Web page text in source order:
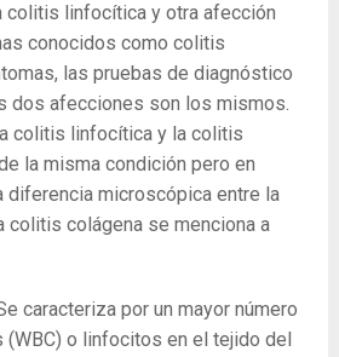
colitis linfocítica y otra afección
conocidos como colitis
las pruebas de diagnóstico
dos afecciones son los mismos.
colitis linfocítica y la colitis
la misma condición pero en
microscópica entre la
colágena se menciona a
caracteriza por un mayor número
o linfocitos en el tejido del